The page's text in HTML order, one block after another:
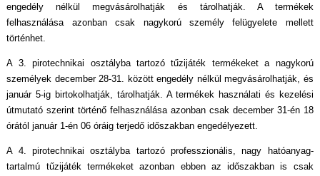
engedély nélkül megvásárolhatják és tárolhatják. A termékek
felhasználása azonban csak nagykorú személy felügyelete mellett
történhet.
A 3. pirotechnikai osztályba tartozó tűzijáték termékeket a nagykorú
személyek december 28-31. között engedély nélkül megvásárolhatják, és
január 5-ig birtokolhatják, tárolhatják. A termékek használati és kezelési
útmutató szerint történő felhasználása azonban csak december 31-én 18
órától január 1-én 06 óráig terjedő időszakban engedélyezett.
A 4. pirotechnikai osztályba tartozó professzionális, nagy hatóanyag-
tartalmú tűzijáték termékeket azonban ebben az időszakban is csak